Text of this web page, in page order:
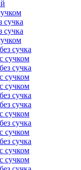
сучка
сучка
сучка
сучком
сучка
сучком
сучком
сучка
сучка
сучком
сучка
сучком
сучка
сучком
сучком